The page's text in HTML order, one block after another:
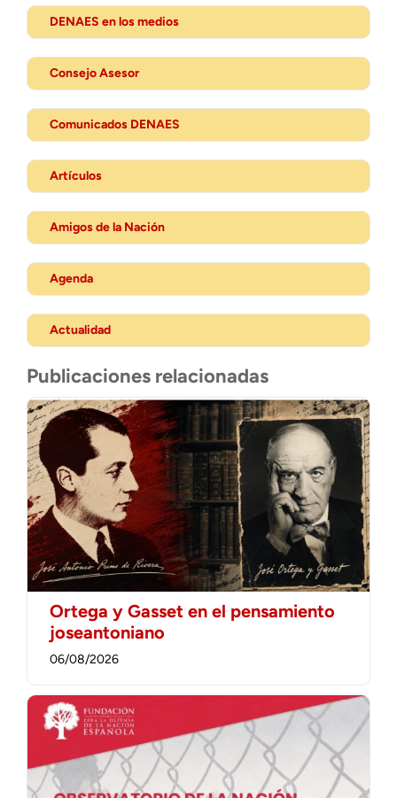
DENAES en los medios
Consejo Asesor
Comunicados DENAES
Artículos
Amigos de la Nación
Agenda
Actualidad
Publicaciones relacionadas
Ortega y Gasset en el pensamiento
joseantoniano
06/08/2026